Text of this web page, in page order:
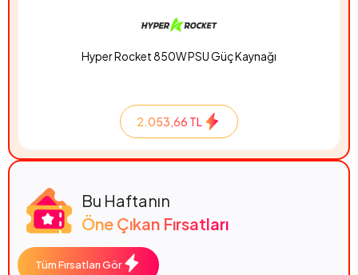
Hyper Rocket 850W PSU Güç Kaynağı
2.053,66 TL
Bu Haftanın
Öne Çıkan Fırsatları
Tüm Fırsatları Gör